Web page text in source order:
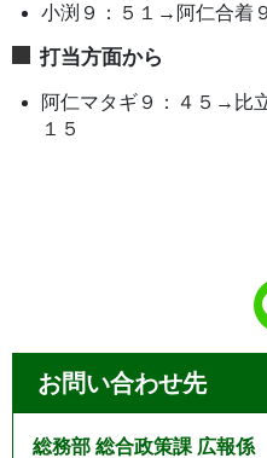
小渕９：５１→阿仁合着
打当方面から
阿仁マタギ９：４５→比
１５
お問い合わせ先
総務部 総合政策課 広報係